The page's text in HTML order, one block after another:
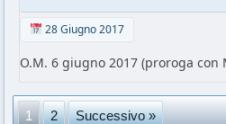
28 Giugno 2017
O.M. 6 giugno 2017 (proroga con
1 2 Successivo »